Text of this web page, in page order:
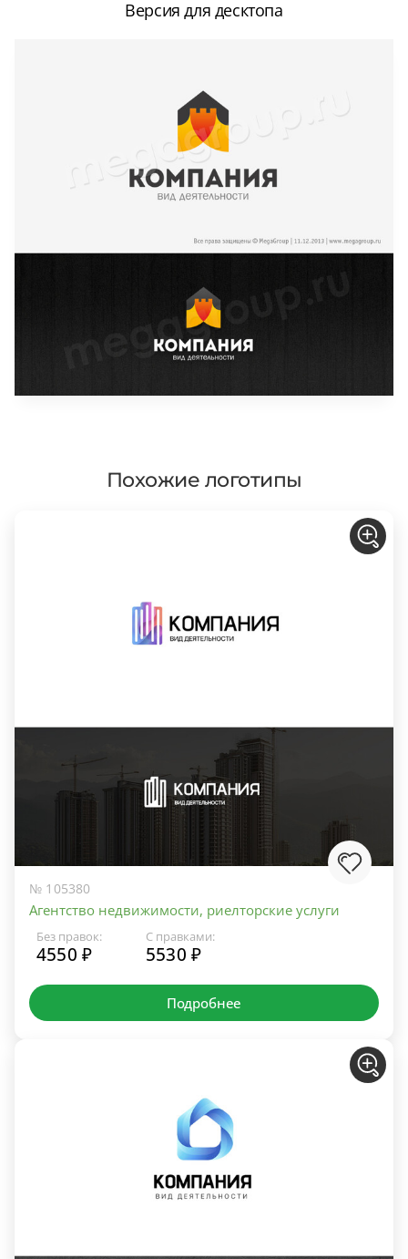
Версия для десктопа
Похожие логотипы
№ 105380
Агентство недвижимости, риелторские услуги
Без правок:
4550 ₽
С правками:
5530 ₽
Подробнее